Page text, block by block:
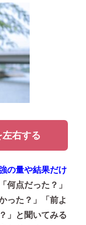
左右する
の量や結果だけ
「何点だった？」
った？」「前よ
」
と聞いてみる